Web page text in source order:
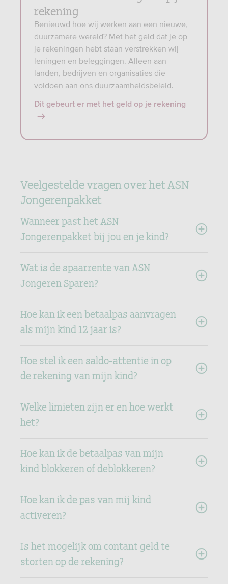
rekening
Benieuwd hoe wij werken aan een nieuwe,
duurzamere wereld? Met het geld dat je op
je rekeningen hebt staan verstrekken wij
leningen en beleggingen. Alleen aan
landen, bedrijven en organisaties die
voldoen aan ons duurzaamheidsbeleid.
Dit gebeurt er met het geld op je rekening
Veelgestelde vragen over het ASN
Jongerenpakket
Wanneer past het ASN
Jongerenpakket bij jou en je kind?
Wat is de spaarrente van ASN
Jongeren Sparen?
Hoe kan ik een betaalpas aanvragen
als mijn kind 12 jaar is?
Hoe stel ik een saldo-attentie in op
de rekening van mijn kind?
Welke limieten zijn er en hoe werkt
het?
Hoe kan ik de betaalpas van mijn
kind blokkeren of deblokkeren?
Hoe kan ik de pas van mij kind
activeren?
Is het mogelijk om contant geld te
storten op de rekening?